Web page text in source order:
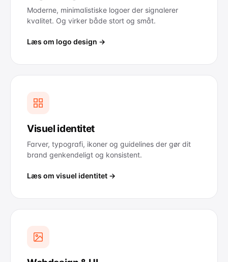
Moderne, minimalistiske logoer der signalerer
kvalitet. Og virker både stort og småt.
Læs om logo design →
Visuel identitet
Farver, typografi, ikoner og guidelines der gør dit
brand genkendeligt og konsistent.
Læs om visuel identitet →